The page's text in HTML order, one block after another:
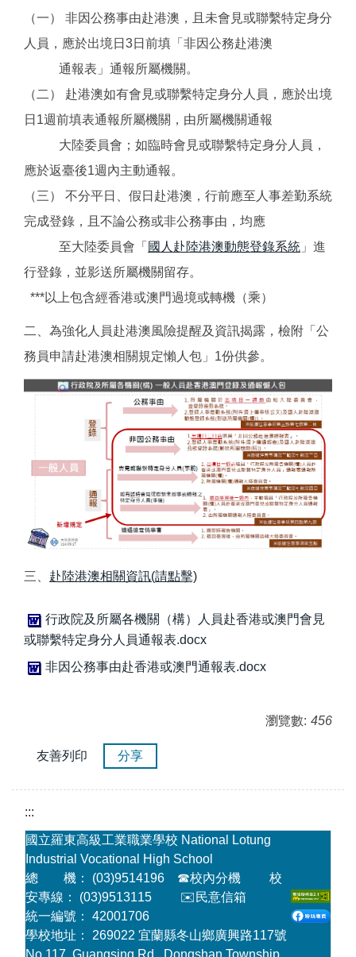
（一） 非因公務事由赴港澳，且未會見或聯繫特定身分
人員，應於出境日3日前填「非因公務赴港澳
通報表」通報所屬機關。
（二） 赴港澳如有會見或聯繫特定身分人員，應於出境
日1週前填表通報所屬機關，由所屬機關通報
大陸委員會；如臨時會見或聯繫特定身分人員，
應於返臺後1週內主動通報。
（三） 不分平日、假日赴港澳，行前應至人事差勤系統
完成登錄，且不論公務或非公務事由，均應
至大陸委員會「 國人赴陸港澳動態登錄系統 」進
行登錄，並影送所屬機關留存。
***以上包含經香港或澳門過境或轉機（乘）
二、為強化人員赴港澳風險提醒及資訊揭露，檢附「公
務員申請赴港澳相關規定懶人包」1份供參。
三、 赴陸港澳相關資訊(請點擊)
行政院及所屬各機關（構）人員赴香港或澳門會見
或聯繫特定身分人員通報表.docx
非因公務事由赴香港或澳門通報表.docx
瀏覽數: 456
友善列印 分享
:::
國立羅東高級工業職業學校 National Lotung
Industrial Vocational High School
總 機： (03)9514196 ☎校內分機
校
安專線： (03)9513115 ✉️民意信箱
統一編號： 42001706
學校地址： 269022 宜蘭縣冬山鄉廣興路117號
No.117, Guangsing Rd., Dongshan Township,